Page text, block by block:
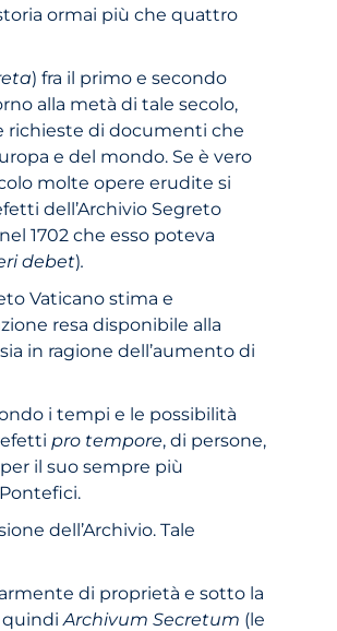
ormai più che quattro
) fra il primo e secondo
alla metà di tale secolo,
richieste di documenti che
e del mondo. Se è vero
molte opere erudite si
dell’Archivio Segreto
1702 che esso poteva
debet).
Vaticano stima e
resa disponibile alla
in ragione dell’aumento di
i tempi e le possibilità
pro tempore,di persone,
il suo sempre più
dell’Archivio. Tale
di proprietà e sotto la
quindi Archivum Secretum (le